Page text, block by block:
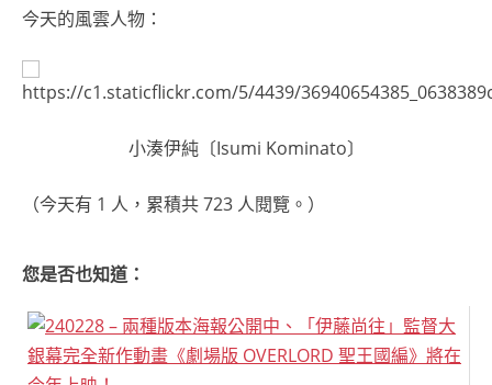
今天的風雲人物：
小湊伊純〔Isumi Kominato〕
（今天有 1 人，累積共 723 人閱覽。）
您是否也知道：